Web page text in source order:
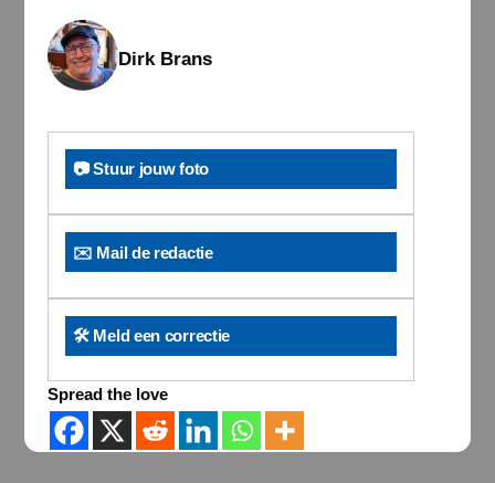
Dirk Brans
📷 Stuur jouw foto
✉️ Mail de redactie
🛠️ Meld een correctie
Spread the love